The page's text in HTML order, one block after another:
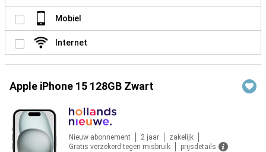
Mobiel
Internet
Apple iPhone 15 128GB Zwart
Nieuw abonnement 2 jaar
zakelijk
Gratis verzekerd tegen misbruik
prijsdetails